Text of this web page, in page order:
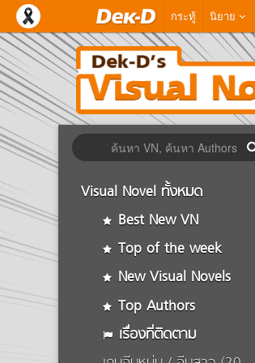
กระทู้ นิยาย
Visual Novel ทั้งหมด
Best New VN
Top of the week
New Visual Novels
Top Authors
เรื่องที่ติดตาม